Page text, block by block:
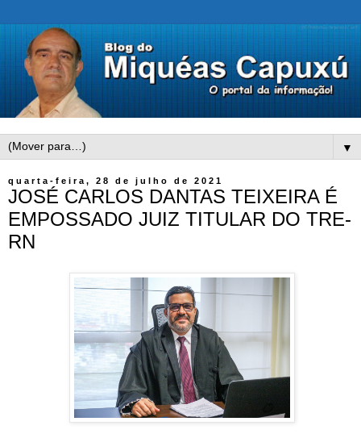
▼
quarta-feira, 28 de julho de 2021
JOSÉ CARLOS DANTAS TEIXEIRA É
EMPOSSADO JUIZ TITULAR DO TRE-
RN